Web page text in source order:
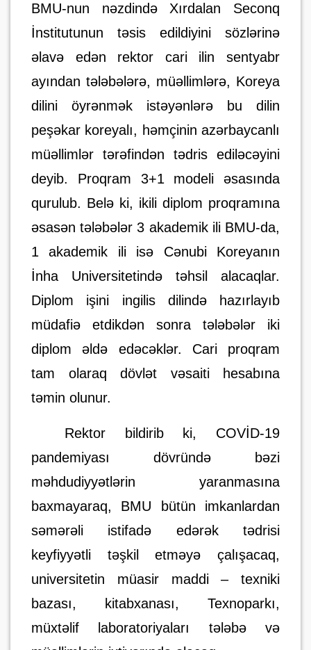
BMU-nun nəzdində Xırdalan Seconq
İnstitutunun təsis edildiyini sözlərinə
əlavə edən rektor cari ilin sentyabr
ayından tələbələrə, müəllimlərə, Koreya
dilini öyrənmək istəyənlərə bu dilin
peşəkar koreyalı, həmçinin azərbaycanlı
müəllimlər tərəfindən tədris ediləcəyini
deyib. Proqram 3+1 modeli əsasında
qurul ub. Belə ki, ikili diplom proqramına
əsasən tələbələr 3 akademik ili BMU-da,
1 akademik ili isə Cənubi Koreyanın
İnha Universitetində təhsil alacaqlar.
Diplom işini ingilis dilində hazırlayıb
müdafiə etdikdən sonra tələbələr iki
diplom əldə edəcəklər. Cari proqram
tam olaraq dövlət vəsaiti hesabına
təmin olunur.
Rektor bildirib ki, COVİD-19
pandemiyası dövründə bəzi
məhdudiyyətlərin yaranmasına
baxmayaraq, BMU bütün imkanlardan
səmərəli istifadə edərək tədrisi
keyfiyyətli təşkil etməyə çalışacaq,
universitetin müasir maddi – texniki
bazası, kitabxanası, Texnoparkı,
müxtəlif laboratoriyaları tələbə və